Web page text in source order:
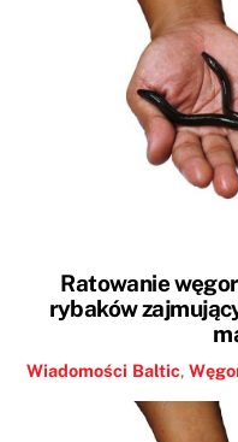
Ratowanie
rybaków
Wiadomości Baltic,